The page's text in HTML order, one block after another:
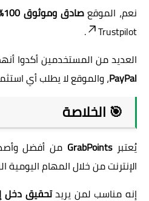
نعم، الموقعصادق وموثوق 100٪
Trustpilot
.
العديد من المستخدمين أكدوا
PayPal، والموقع لا يطلب أي
🎯 الخلاصة
يُعتبرGrabPoints من أفضل
الإنترنت من خلال المهام اليومية
إنه مناسب لمن يريدتحقيق دخل